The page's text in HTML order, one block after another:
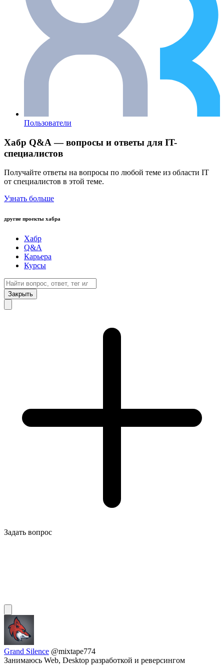
Пользователи
Хабр Q&A — вопросы и ответы для IT-
специалистов
Получайте ответы на вопросы по любой теме из области IT
от специалистов в этой теме.
Узнать больше
другие проекты хабра
Хабр
Q&A
Карьера
Курсы
Закрыть
Задать вопрос
Grand Silence @mixtape774
Занимаюсь Web, Desktop разработкой и реверсингом